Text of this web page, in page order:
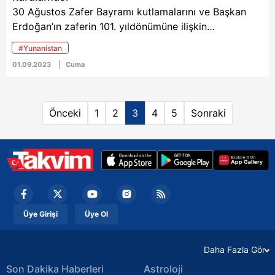
30 Ağustos Zafer Bayramı kutlamalarını ve Başkan
Erdoğan’ın zaferin 101. yıldönümüne ilişkin
konuşmasını sindiremeyen Yunanistan’dan ses
gelmeye devam ediyor. Yunan in.gr gazetesi Başkan
Erdoğan’ın savunma sanayi vurgusuna dikkat
Yunanistan’ı rahatsız ettiğini açıkla belirtti.
#Yunanistan
01.09.2023 Cuma
Önceki 1 2 3 4 5 Sonraki
Üye Girişi Üye Ol
Daha Fazla Gör
Son Dakika Haberleri Astroloji